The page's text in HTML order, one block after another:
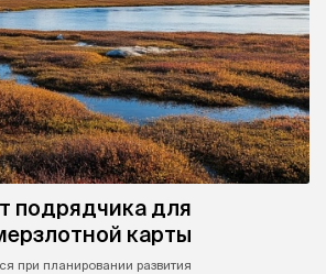
подрядчика для
карты
при планировании развития